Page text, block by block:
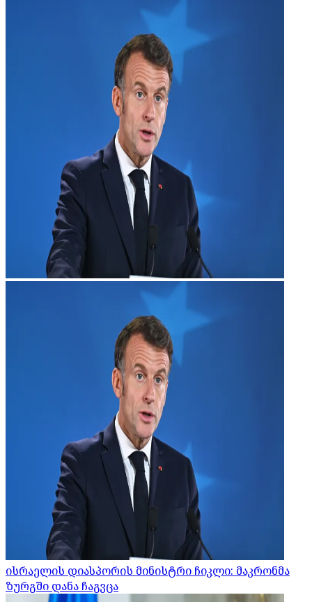
ისრაელის დიასპორის მინისტრი ჩიკლი: მაკრონმა
ზურგში დანა ჩაგვცა